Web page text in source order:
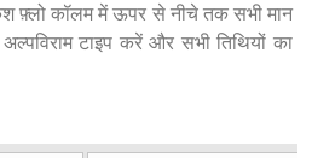
फ़्लो कॉलम में ऊपर से नीचे तक सभी मान
टाइप करें और सभी तिथियों का